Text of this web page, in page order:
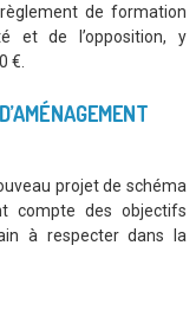
de formation
et de l’opposition, y
€.
projet de schéma
compte des objectifs
à respecter dans la